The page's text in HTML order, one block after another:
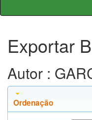
Exportar
Autor :
Ordenação